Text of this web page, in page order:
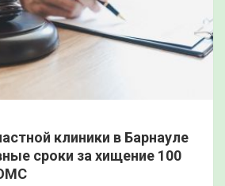
клиники в Барнауле
сроки за хищение 100